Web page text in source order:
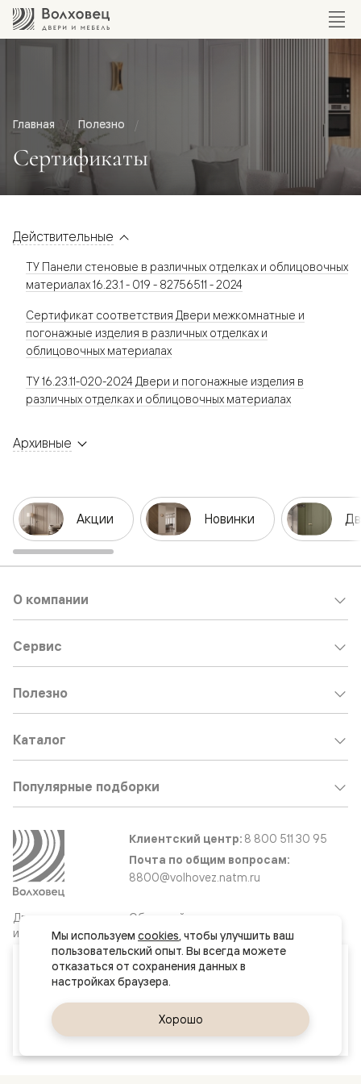
Ваш город
Главная Полезно
Сертификаты
Действительные
ТУ Панели стеновые в различных отделках и облицовочных
материалах 16.23.1 - 019 - 82756511 - 2024
Сертификат соответствия Двери межкомнатные и
погонажные изделия в различных отделках и
облицовочных материалах
ТУ 16.23.11-020-2024 Двери и погонажные изделия в
различных отделках и облицовочных материалах
Архивные
Акции Новинки
Двери
и интерьерные
решения
О компании
Сервис
Полезно
Каталог
Популярные подборки
Клиентский центр: 8 800 511 30 95
Почта по общим вопросам:
8800@volhovez.natm.ru
Обратный звонок
Сайт не является публичной офертой
Правовая информация
Мы используем cookies, чтобы улучшить ваш
пользовательский опыт. Вы всегда можете
отказаться от сохранения данных в
Хорошо